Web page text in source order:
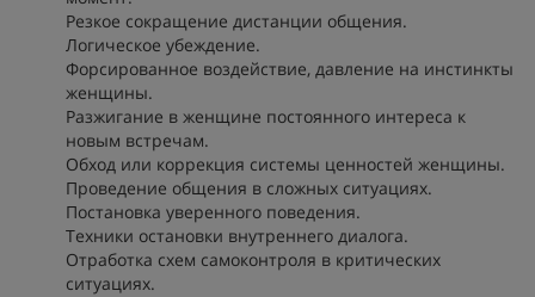
Резкое сокращение дистанции общения.
Логическое убеждение.
Форсированное воздействие, давление на инстинкты
женщины.
Разжигание в женщине постоянного интереса к
новым встречам.
Обход или коррекция системы ценностей женщины.
Проведение общения в сложных ситуациях.
Постановка уверенного поведения.
Техники остановки внутреннего диалога.
Отработка схем самоконтроля в критических
ситуациях.